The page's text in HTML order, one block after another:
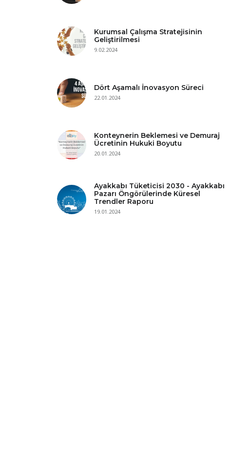
Kurumsal Çalışma Stratejisinin
Geliştirilmesi
9.02.2024
Dört Aşamalı İnovasyon Süreci
22.01.2024
Konteynerin Beklemesi ve Demuraj
Ücretinin Hukuki Boyutu
20.01.2024
Ayakkabı Tüketicisi 2030 - Ayakkabı
Pazarı Öngörülerinde Küresel
Trendler Raporu
19.01.2024